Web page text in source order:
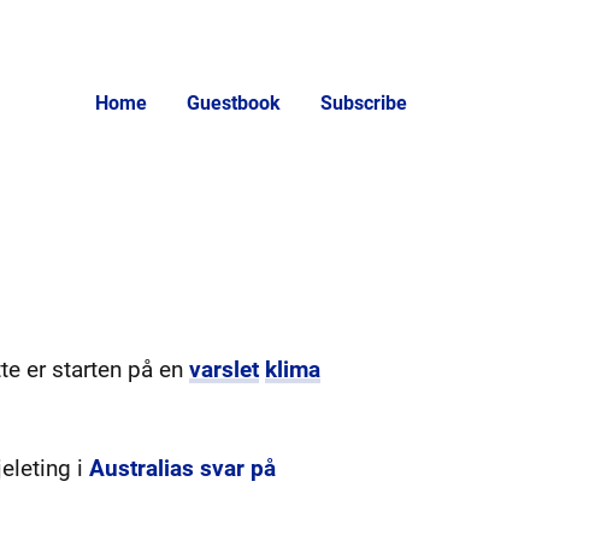
Home Guestbook Subscribe
er starten på en varslet klima
i Australias svar på